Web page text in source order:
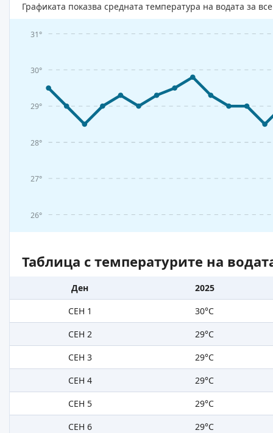
Графиката показва средната температура на водата за
26°
27°
28°
29°
30°
31°
Таблица с температурите на
Ден
2025
СЕН 1
30°C
СЕН 2
29°C
СЕН 3
29°C
СЕН 4
29°C
СЕН 5
29°C
СЕН 6
29°C